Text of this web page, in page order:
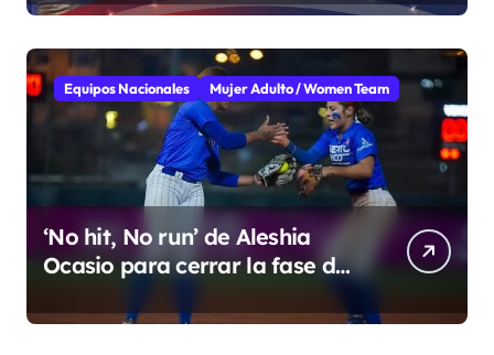
Equipos Nacionales Mujer Adulto / Women Team
‘No hit, No run’ de Aleshia
Ocasio para cerrar la fase de